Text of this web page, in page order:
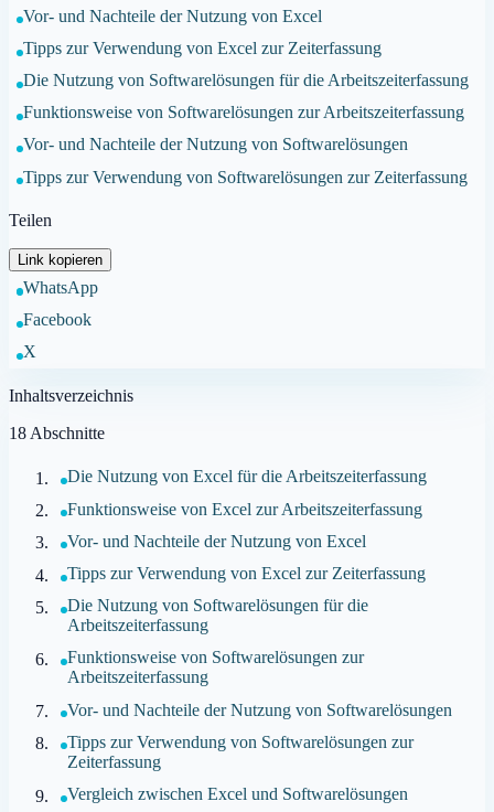
Vor- und Nachteile der Nutzung von Excel
Tipps zur Verwendung von Excel zur Zeiterfassung
Die Nutzung von Softwarelösungen für die Arbeitszeiterfassung
Funktionsweise von Softwarelösungen zur Arbeitszeiterfassung
Vor- und Nachteile der Nutzung von Softwarelösungen
Tipps zur Verwendung von Softwarelösungen zur Zeiterfassung
Teilen
Link kopieren
WhatsApp
Facebook
X
Inhaltsverzeichnis
18 Abschnitte
Die Nutzung von Excel für die Arbeitszeiterfassung
Funktionsweise von Excel zur Arbeitszeiterfassung
Vor- und Nachteile der Nutzung von Excel
Tipps zur Verwendung von Excel zur Zeiterfassung
Die Nutzung von Softwarelösungen für die
Arbeitszeiterfassung
Funktionsweise von Softwarelösungen zur
Arbeitszeiterfassung
Vor- und Nachteile der Nutzung von Softwarelösungen
Tipps zur Verwendung von Softwarelösungen zur
Zeiterfassung
Vergleich zwischen Excel und Softwarelösungen